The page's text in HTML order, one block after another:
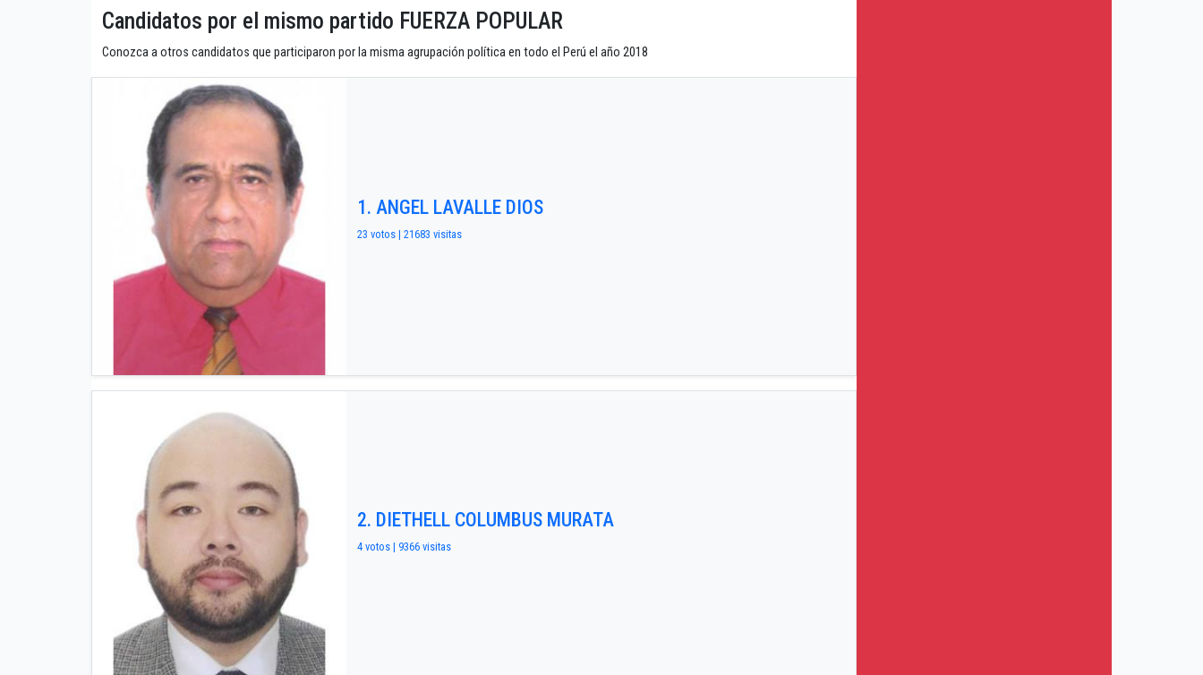
Candidatos por el mismo partido FUERZA POPULAR
Conozca a otros candidatos que participaron por la misma agrupación política en todo el Perú el año 2018
1. ANGEL LAVALLE DIOS
23 votos | 21683 visitas
2. DIETHELL COLUMBUS MURATA
4 votos | 9366 visitas